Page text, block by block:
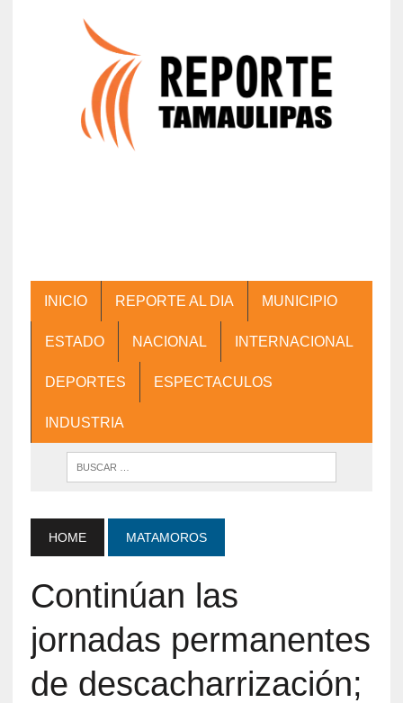
INICIO REPORTE AL DIA MUNICIPIO
ESTADO NACIONAL INTERNACIONAL
DEPORTES ESPECTACULOS
INDUSTRIA
HOME MATAMOROS
Continúan las
jornadas permanentes
de descacharrización;